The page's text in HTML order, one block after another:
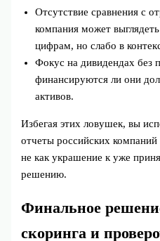
Отсутствие сравнения с
компания может
цифрам, но слабо в
Фокус на дивидендах без
финансируются ли они
активов.
Избегая этих ловушек, вы
отчеты российских
не как украшение к уже
решению.
Финальное
скоринга и